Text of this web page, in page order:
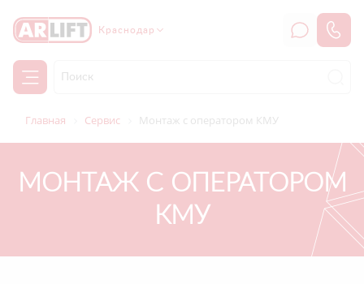
Краснодар
Главная Сервис Монтаж с оператором КМУ
МОНТАЖ С ОПЕРАТОРОМ
КМУ